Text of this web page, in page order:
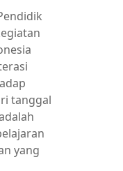
tanggal
yang